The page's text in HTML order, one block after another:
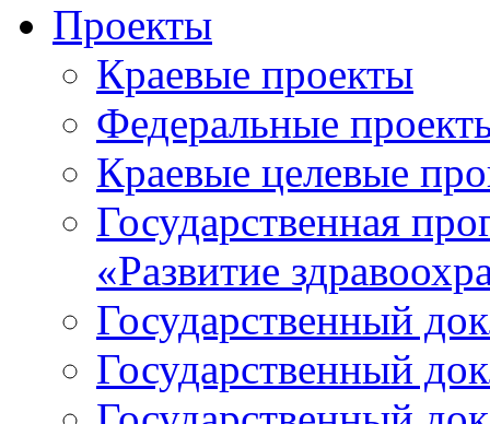
Проекты
Краевые проекты
Федеральные
Краевые целевые
Государственная
«Развитие
Государственный
Государственный